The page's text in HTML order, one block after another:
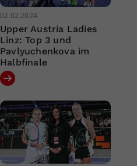
02.02.2024
Upper Austria Ladies
Linz: Top 3 und
Pavlyuchenkova im
Halbfinale